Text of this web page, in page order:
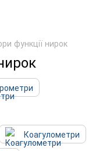
функції нирок
Коагулометри